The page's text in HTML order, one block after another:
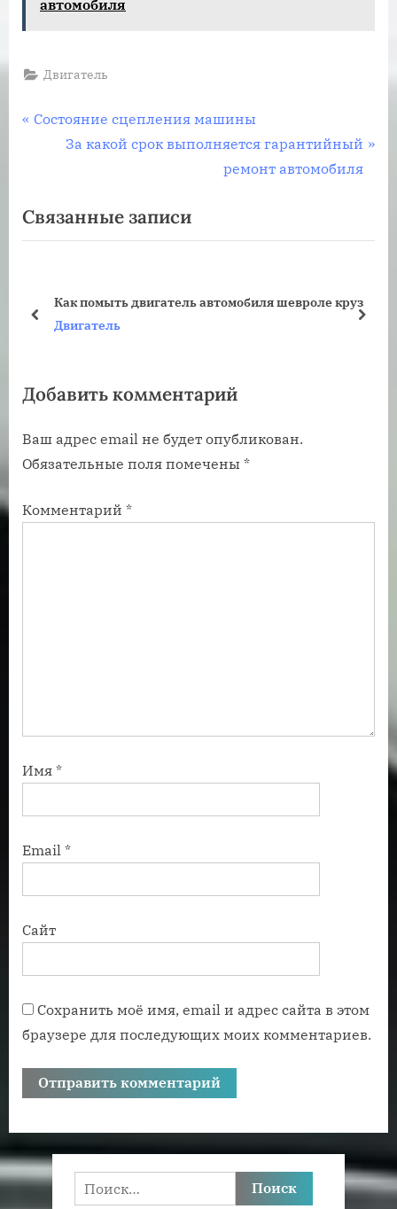
автомобиля
Двигатель
Навигация
П
ы
д
а
а
и
с
:
Состояние сцепления машины
С
д
у
а
и
с
:
За какой срок выполняется гарантийный
ремонт автомобиля
Связанные записи
Как помыть двигатель автомобиля шевроле круз
Двигатель
пред
Добавить комментарий
Ваш адрес email не будет опубликован.
Обязательные поля помечены *
Комментарий *
Имя *
Email *
Сайт
Сохранить моё имя, email и адрес сайта в этом
браузере для последующих моих комментариев.
Найти: